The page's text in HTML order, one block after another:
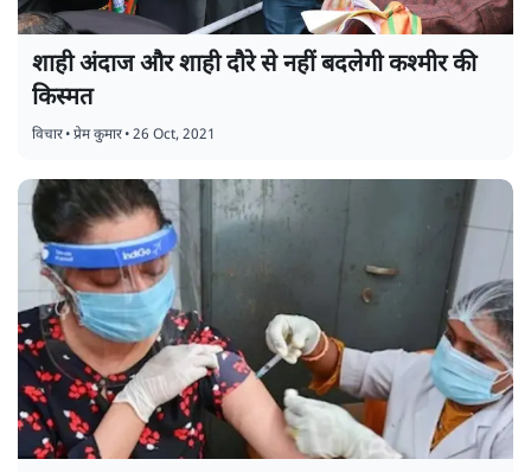
शाही अंदाज और शाही दौरे से नहीं बदलेगी कश्मीर की
किस्मत
विचार•प्रेम कुमार•26 Oct, 2021